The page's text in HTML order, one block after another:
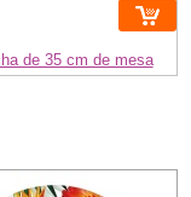
de 35 cm de mesa